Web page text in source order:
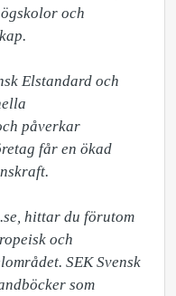
och
Elstandard och
påverkar
får en ökad
hittar du förutom
och
SEK Svensk
som